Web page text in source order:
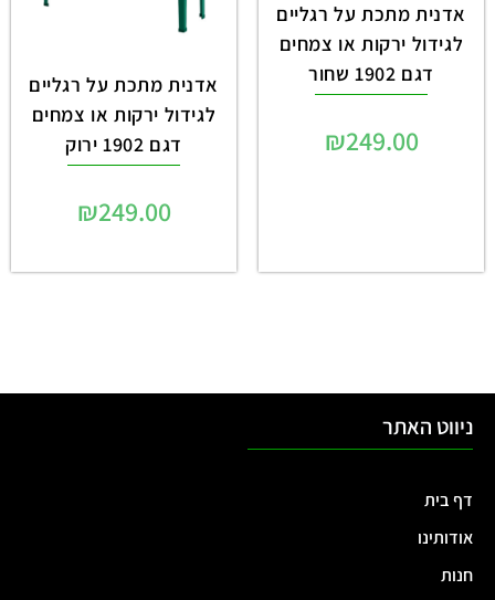
אדנית מתכת על רגליים
לגידול ירקות או צמחים
דגם 1902 שחור
₪249.00
אדנית מתכת על רגליים
לגידול ירקות או צמחים
דגם 1902 ירוק
₪249.00
ניווט האתר
דף בית
אודותינו
חנות